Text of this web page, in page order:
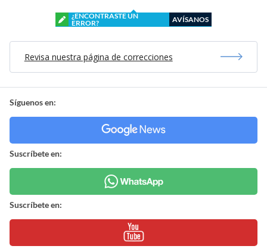
¿ENCONTRASTE UN
ERROR?
AVÍSANOS
Revisa nuestra página de correcciones
Síguenos en:
Suscríbete en:
Suscríbete en: